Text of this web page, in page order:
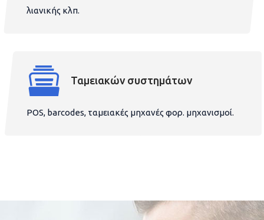
λιανικής κλπ.
Ταμειακών συστημάτων
POS, barcodes, ταμειακές μηχανές φορ. μηχανισμοί.